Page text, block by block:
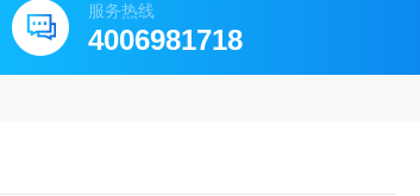
服务热线
4006981718